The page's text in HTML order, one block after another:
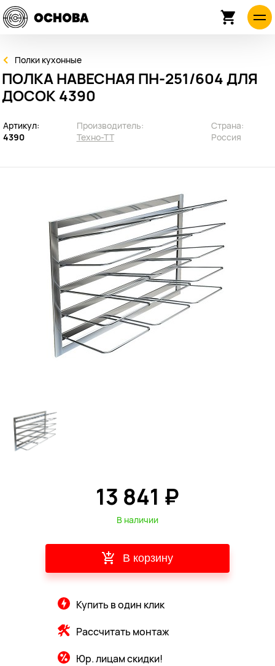
Полки кухонные
ПОЛКА НАВЕСНАЯ ПН-251/604 ДЛЯ
ДОСОК 4390
Артикул:
4390
Производитель:
Техно-ТТ
Страна:
Россия
13 841 ₽
В наличии
В корзину
Купить в один клик
Рассчитать монтаж
Юр. лицам скидки!